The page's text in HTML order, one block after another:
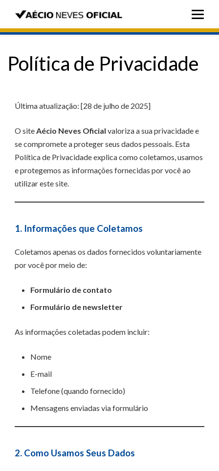
Política de Privacidade
Última atualização: [28 de julho de 2025]
O siteAécio Neves Oficial valoriza a sua privacidade e
se compromete a proteger seus dados pessoais. Esta
Política de Privacidade explica como coletamos, usamos
e protegemos as informações fornecidas por você ao
utilizar este site.
1. Informações que Coletamos
Coletamos apenas os dados fornecidos voluntariamente
por você por meio de:
Formulário de contato
Formulário de newsletter
As informações coletadas podem incluir:
Nome
E-mail
Telefone (quando fornecido)
Mensagens enviadas via formulário
2. Como Usamos Seus Dados